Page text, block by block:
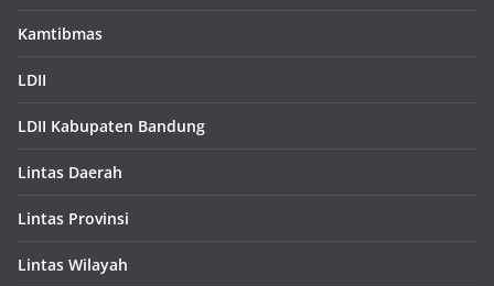
Kamtibmas
LDII
LDII Kabupaten Bandung
Lintas Daerah
Lintas Provinsi
Lintas Wilayah